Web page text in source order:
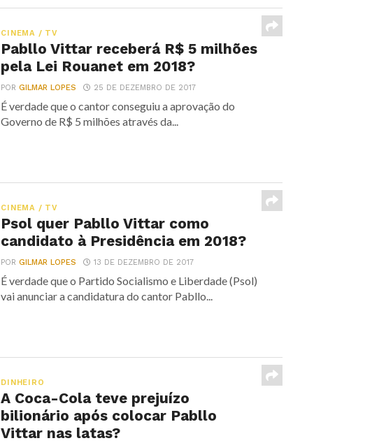
CINEMA / TV
Pabllo Vittar receberá R$ 5 milhões
pela Lei Rouanet em 2018?
PORGILMAR LOPES 25 DE DEZEMBRO DE 2017
É verdade que o cantor conseguiu a aprovação do
Governo de R$ 5 milhões através da...
CINEMA / TV
Psol quer Pabllo Vittar como
candidato à Presidência em 2018?
PORGILMAR LOPES 13 DE DEZEMBRO DE 2017
É verdade que o Partido Socialismo e Liberdade (Psol)
vai anunciar a candidatura do cantor Pabllo...
DINHEIRO
A Coca-Cola teve prejuízo
bilionário após colocar Pabllo
Vittar nas latas?